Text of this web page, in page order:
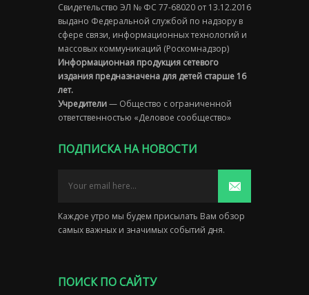
Свидетельство ЭЛ № ФС 77-68020 от 13.12.2016
выдано Федеральной службой по надзору в
сфере связи, информационных технологий и
массовых коммуникаций (Роскомнадзор)
Информационная продукция сетевого
издания предназначена для детей старше 16
лет.
Учредители— Общество с ограниченной
ответственностью «Деловое сообщество»
ПОДПИСКА НА НОВОСТИ
Каждое утро мы будем присылать Вам обзор
самых важных и значимых событий дня.
ПОИСК ПО САЙТУ